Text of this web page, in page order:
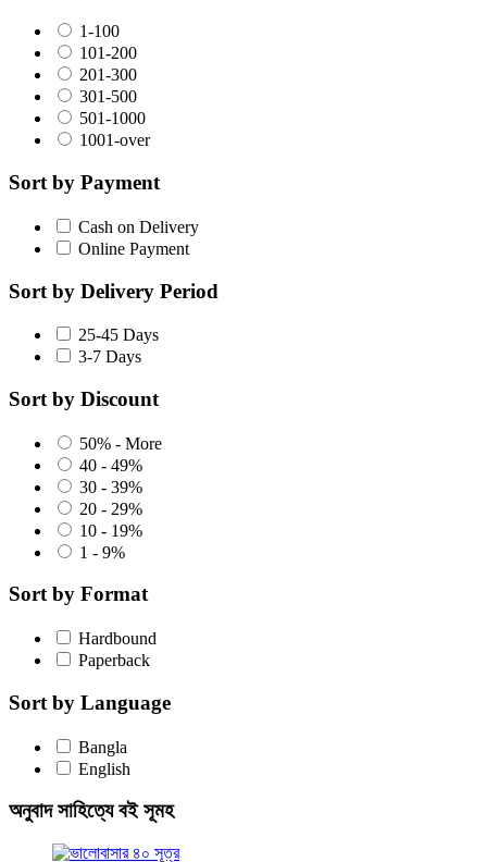
1-100
101-200
201-300
301-500
501-1000
1001-over
Sort by Payment
Cash on Delivery
Online Payment
Sort by Delivery Period
25-45 Days
3-7 Days
Sort by Discount
50% - More
40 - 49%
30 - 39%
20 - 29%
10 - 19%
1 - 9%
Sort by Format
Hardbound
Paperback
Sort by Language
Bangla
English
অনুবাদ সাহিত্যে বই সূমহ